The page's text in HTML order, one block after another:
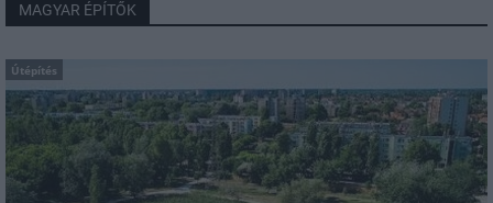
MAGYAR ÉPÍTŐK
Útépítés